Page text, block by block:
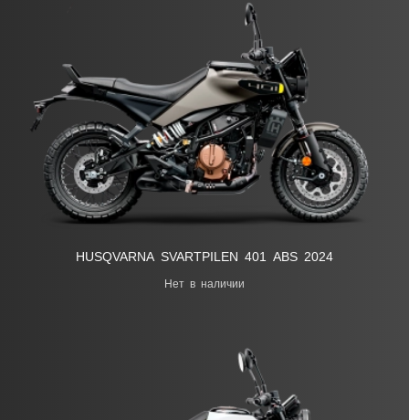
HUSQVARNA SVARTPILEN 401 ABS 2024
Нет в наличии